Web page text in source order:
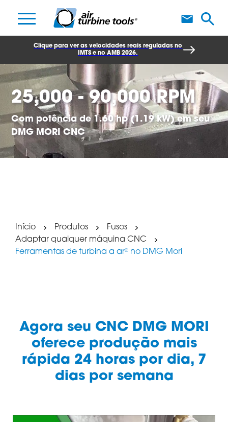
Clique para ver as velocidades reais reguladas no
IMTS e no AMB 2026.
25,000 - 90,000 RPM
Com potência de 1.60 hp (1.19 kW) em seu
DMG MORI CNC
Início Produtos
Fusos
Adaptar qualquer máquina CNC
Ferramentas de turbina a ar® no DMG Mori
Agora seu CNC DMG MORI
oferece produção mais
rápida 24 horas por dia, 7
dias por semana